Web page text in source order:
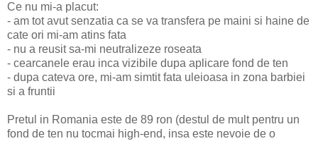
Ce nu mi-a placut:
- am tot avut senzatia ca se va transfera pe maini si haine de
cate ori mi-am atins fata
- nu a reusit sa-mi neutralizeze roseata
- cearcanele erau inca vizibile dupa aplicare fond de ten
- dupa cateva ore, mi-am simtit fata uleioasa in zona barbiei
si a fruntii
Pretul in Romania este de 89 ron (destul de mult pentru un
fond de ten nu tocmai high-end, insa este nevoie de o